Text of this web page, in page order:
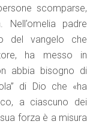
scomparse,
padre
del vangelo che
ha messo in
abbia bisogno di
di Dio che «ha
a ciascuno dei
forza è a misura